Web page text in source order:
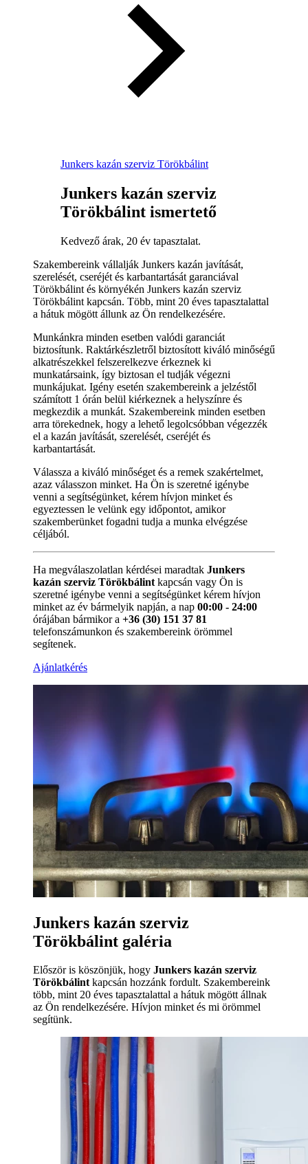
Junkers kazán szerviz Törökbálint
Junkers kazán szerviz
Törökbálint ismertető
Kedvező árak, 20 év tapasztalat.
Szakembereink vállalják Junkers kazán javítását,
szerelését, cseréjét és karbantartását garanciával
Törökbálint és környékén Junkers kazán szerviz
Törökbálint kapcsán. Több, mint 20 éves tapasztalattal
a hátuk mögött állunk az Ön rendelkezésére.
Munkánkra minden esetben valódi garanciát
biztosítunk. Raktárkészletről biztosított kiváló minőségű
alkatrészekkel felszerelkezve érkeznek ki
munkatársaink, így biztosan el tudják végezni
munkájukat. Igény esetén szakembereink a jelzéstől
számított 1 órán belül kiérkeznek a helyszínre és
megkezdik a munkát. Szakembereink minden esetben
arra törekednek, hogy a lehető legolcsóbban végezzék
el a kazán javítását, szerelését, cseréjét és
karbantartását.
Válassza a kiváló minőséget és a remek szakértelmet,
azaz válasszon minket. Ha Ön is szeretné igénybe
venni a segítségünket, kérem hívjon minket és
egyeztessen le velünk egy időpontot, amikor
szakemberünket fogadni tudja a munka elvégzése
céljából.
Ha megválaszolatlan kérdései maradtak Junkers
kazán szerviz Törökbálint kapcsán vagy Ön is
szeretné igénybe venni a segítségünket kérem hívjon
minket az év bármelyik napján, a nap 00:00 - 24:00
órájában bármikor a +36 (30) 151 37 81
telefonszámunkon és szakembereink örömmel
segítenek.
Ajánlatkérés
Junkers kazán szerviz
Törökbálint galéria
Először is köszönjük, hogy Junkers kazán szerviz
Törökbálintkapcsán hozzánk fordult. Szakembereink
több, mint 20 éves tapasztalattal a hátuk mögött állnak
az Ön rendelkezésére. Hívjon minket és mi örömmel
segítünk.